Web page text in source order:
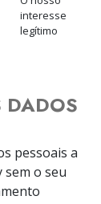
interesse
legítimo
DADOS
pessoais a
o seu